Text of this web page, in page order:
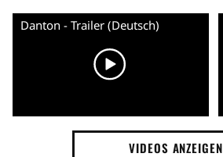
Danton - Trailer (Deutsch)
VIDEOS ANZEIGEN